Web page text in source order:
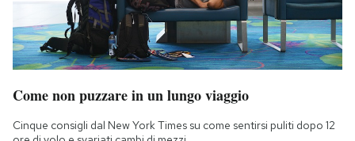
Come non puzzare in un lungo viaggio
Cinque consigli dal New York Times su come sentirsi puliti dopo 12